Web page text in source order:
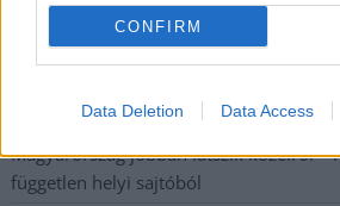
CONFIRM
Data Deletion Data Access
Hétfőn kezdik, csütörtökön végeznek –
fennakadásokra és pótlóbuszos
egyik Jász-Nagykun-Szolnok megyei
Visszaszámlálás indul: -1, 0, Sziget!
Magyarország jobban látszik közelről –
független helyi sajtóból